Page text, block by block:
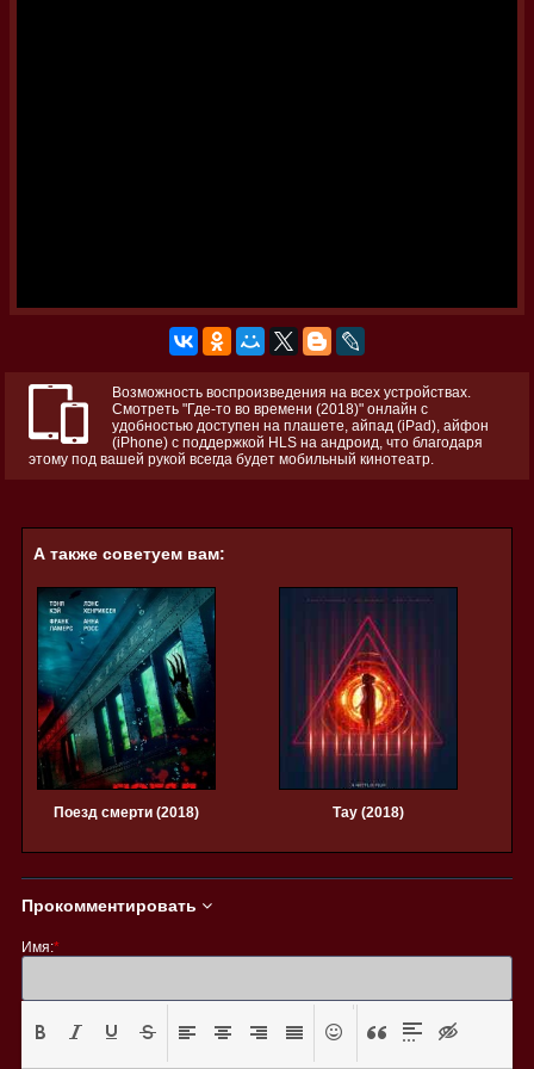
Возможность воспроизведения на всех устройствах.
Смотреть "Где-то во времени (2018)" онлайн с
удобностью доступен на плашете, айпад (iPad), айфон
(iPhone) с поддержкой HLS на андроид, что благодаря
этому под вашей рукой всегда будет мобильный кинотеатр.
А также советуем вам:
Поезд смерти (2018) Тау (2018)
Прокомментировать
Имя:*